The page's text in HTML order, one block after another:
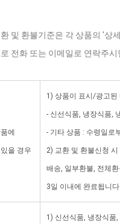
및 환불기준은 각 상품의 '상
전화 또는 이메일로 연락주
에
을 경우
1) 상품이 표시/광고된
- 신선식품, 냉장식품,
- 기타 상품 : 수령일로
2) 교환 및 환불신청
배송, 일부환불, 전체
3일 이내에 완료됩니
1) 신선식품, 냉장식품